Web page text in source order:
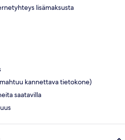
lisämaksusta
kannettava tietokone)
saatavilla